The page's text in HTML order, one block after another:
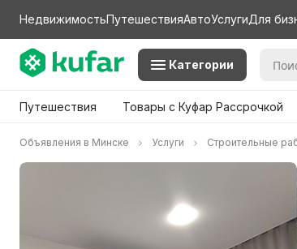
НедвижимостьПутешествияАвтоУслугиДля
Категории
Путешествия Товары с Куфар Рассрочкой
Объявления в Минске Услуги Строительные